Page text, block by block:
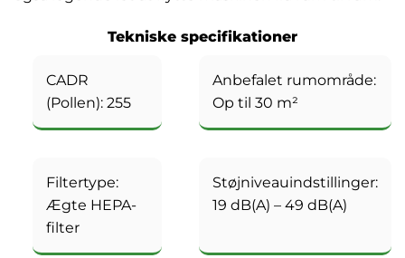
Tekniske specifikationer
CADR
(Pollen): 255
Anbefalet rumområde:
Op til 30 m²
Filtertype:
Ægte HEPA-
filter
Støjniveauindstillinger:
19 dB(A) – 49 dB(A)